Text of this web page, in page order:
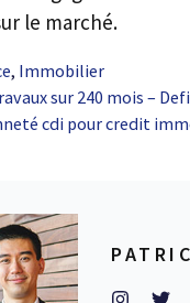
le marché.
, Immobilier
sur 240 mois –
cdi pour credit